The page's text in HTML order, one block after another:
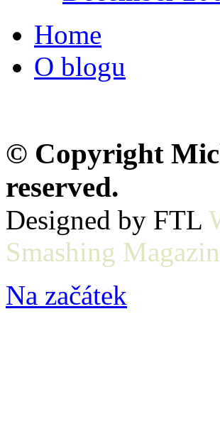
Home
O blogu
© Copyright
reserved.
Designed by FTL
Smashing
Na začátek